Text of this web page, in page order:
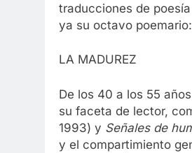
traducciones de
ya su octavo poemario:
LA MADUREZ
De los 40 a los 55
su faceta de lector,
1993) y Señales de
y el compartimiento